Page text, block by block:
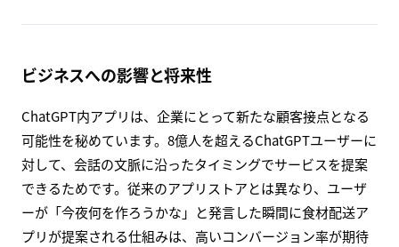
ビジネスへの影響と将来性
ChatGPT内アプリは、企業にとって新たな顧客接点となる
可能性を秘めています。8億人を超えるChatGPTユーザーに
対して、会話の文脈に沿ったタイミングでサービスを提案
できるためです。従来のアプリストアとは異なり、ユーザ
ーが「今夜何を作ろうかな」と発言した瞬間に食材配送ア
プリが提案される仕組みは、高いコンバージョン率が期待